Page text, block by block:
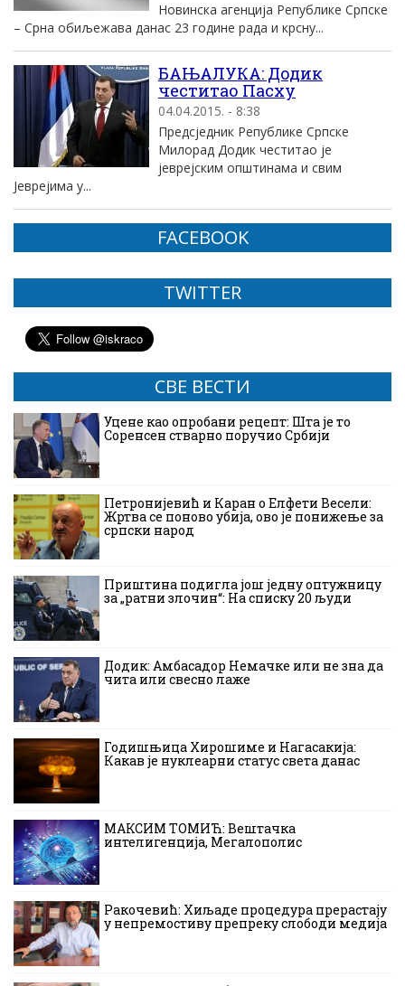
Новинска агенција Републике Српске
– Срна обиљежава данас 23 године рада и крсну...
БАЊАЛУКА: Додик
честитао Пасху
04.04.2015. - 8:38
Предсједник Републике Српске
Милорад Додик честитао је
јеврејским општинама и свим
Јеврејима у...
FACEBOOK
TWITTER
СВЕ ВЕСТИ
Уцене као опробани рецепт: Шта је то
Соренсен стварно поручио Србији
Петронијевић и Каран о Елфети Весели:
Жртва се поново убија, ово је понижење за
српски народ
Приштина подигла још једну оптужницу
за „ратни злочин“: На списку 20 људи
Додик: Амбасадор Немачке или не зна да
чита или свесно лаже
Годишњица Хирошиме и Нагасакија:
Какав је нуклеарни статус света данас
МАКСИМ ТОМИЋ: Вештачка
интелигенција, Мегалополис
Ракочевић: Хиљаде процедура прерастају
у непремостиву препреку слободи медија